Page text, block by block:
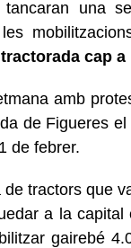
una
tractorada cap a
amb
de Figueres
de febrer.
tractors que
a la capital
gairebé